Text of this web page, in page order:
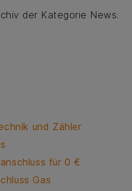
der Kategorie News.
und Zähler
für 0 €
Gas